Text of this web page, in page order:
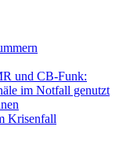
und CB-Funk:
im Notfall genutzt
Krisenfall